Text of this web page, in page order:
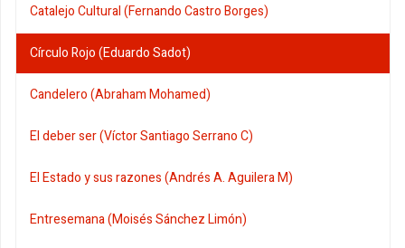
Catalejo Cultural (Fernando Castro Borges)
Círculo Rojo (Eduardo Sadot)
Candelero (Abraham Mohamed)
El deber ser (Víctor Santiago Serrano C)
El Estado y sus razones (Andrés A. Aguilera M)
Entresemana (Moisés Sánchez Limón)